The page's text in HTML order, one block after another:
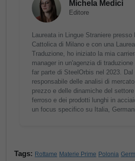
Michela Medici
Editore
Laureata in Lingue Straniere presso
Cattolica di Milano e con una
Traduzione, ho iniziato la mia
manager in un'agenzia di
far parte di SteelOrbis nel 2023. Dal
responsabile delle analisi di
prezzo e delle dinamiche del
ferroso e dei prodotti lunghi in
un focus specifico su Italia,
Tags: Rottame Materie Prime Polonia